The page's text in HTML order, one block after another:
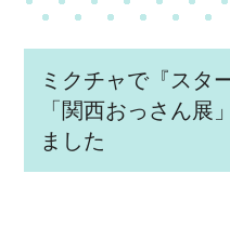
ミクチャで『スタ
「関西おっさん展
ました